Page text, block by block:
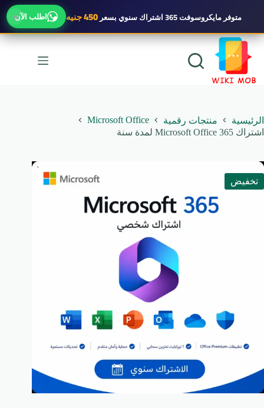
× متوفرمايكروسوفت 365 اشتراك سنوي بسعر450 جنيه اطلب الآن
التجاوز
المحتوى
الرئيسية منتجات رقمية
Microsoft Office
اشتراك Microsoft Office 365 لمدة سنة
تخفيض